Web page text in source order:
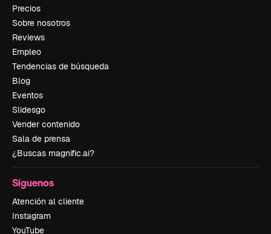
Precios
Sobre nosotros
Reviews
Empleo
Tendencias de búsqueda
Blog
Eventos
Slidesgo
Vender contenido
Sala de prensa
¿Buscas magnific.ai?
Síguenos
Atención al cliente
Instagram
YouTube